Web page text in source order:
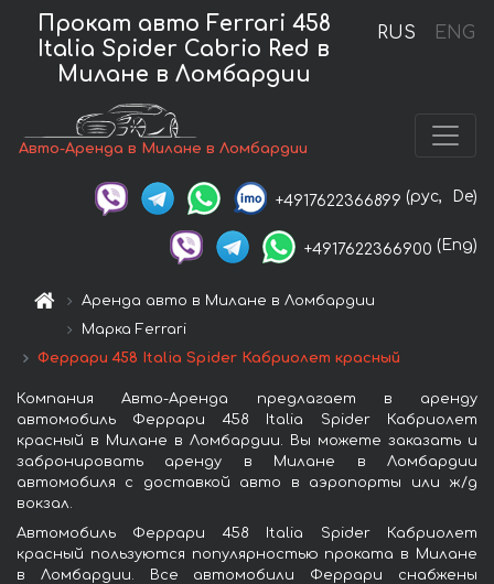
RUS ENG
Прокат авто Ferrari 458
Italia Spider Cabrio Red в
Милане в Ломбардии
Авто-Аренда в Милане в Ломбардии
+4917622366899 (рус, De)
+4917622366900 (Eng)
Аренда авто в Милане в Ломбардии
Марка Ferrari
Феррари 458 Italia Spider Кабриолет красный
Компания Авто-Аренда предлагает в аренду
автомобиль Феррари 458 Italia Spider Кабриолет
красный в Милане в Ломбардии. Вы можете заказать и
забронировать аренду в Милане в Ломбардии
автомобиля с доставкой авто в аэропорты или ж/д
вокзал.
Автомобиль Феррари 458 Italia Spider Кабриолет
красный пользуются популярностью проката в Милане
в Ломбардии. Все автомобили Феррари снабжены